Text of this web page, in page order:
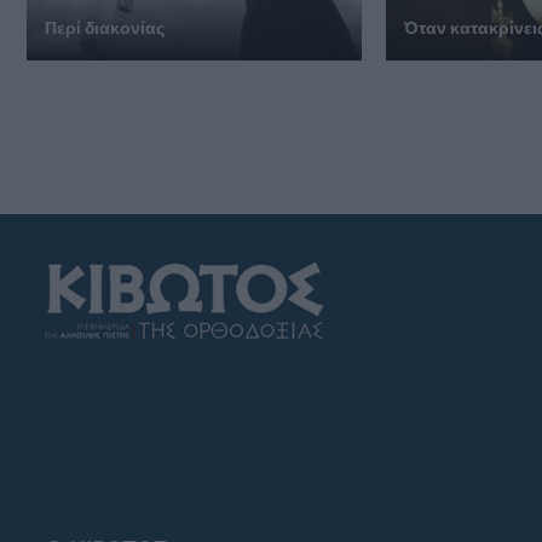
Περί διακονίας Όταν